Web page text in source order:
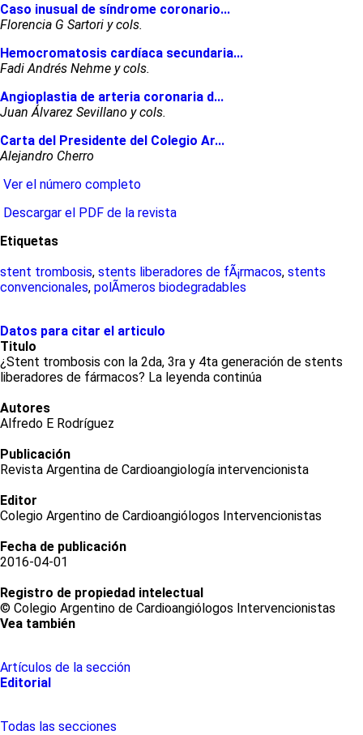
Caso inusual de síndrome coronario...
Florencia G Sartori y cols.
Hemocromatosis cardíaca secundaria...
Fadi Andrés Nehme y cols.
Angioplastia de arteria coronaria d...
Juan Álvarez Sevillano y cols.
Carta del Presidente del Colegio Ar...
Alejandro Cherro
Ver el número completo
Descargar el PDF de la revista
Etiquetas
stent trombosis, stents liberadores de fÃ¡rmacos, stents
convencionales, polÃ­meros biodegradables
Datos para citar el articulo
Titulo
¿Stent trombosis con la 2da, 3ra y 4ta generación de stents
liberadores de fármacos? La leyenda continúa
Autores
Alfredo E Rodríguez
Publicación
Revista Argentina de Cardioangiología intervencionista
Editor
Colegio Argentino de Cardioangiólogos Intervencionistas
Fecha de publicación
2016-04-01
Registro de propiedad intelectual
© Colegio Argentino de Cardioangiólogos Intervencionistas
Vea también
Artículos de la sección
Editorial
Todas las secciones